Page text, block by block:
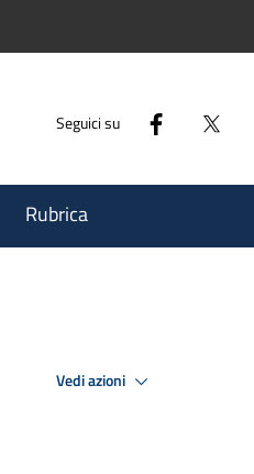
Seguici su
Rubrica
Vedi azioni